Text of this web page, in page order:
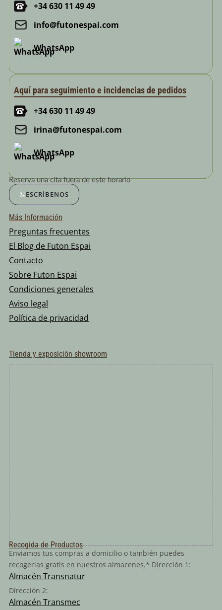
+34 630 11 49 49
info@futonespai.com
WhatsApp
Aquí para seguimiento e incidencias de pedidos
+34 630 11 49 49
irina@futonespai.com
WhatsApp
Reserva una cita fuera de este horario
ESCRÍBENOS
Más Información
Preguntas frecuentes
El Blog de Futon Espai
Contacto
Sobre Futon Espai
Condiciones generales
Aviso legal
Política de privacidad
Tienda y exposición showroom
Recogida de Productos
Enviamos tus compras a domicilio o también puedes
recogerlas gratis en nuestros almacenes.* Dirección 1:
Almacén Transnatur
Dirección 2:
Almacén Transmec